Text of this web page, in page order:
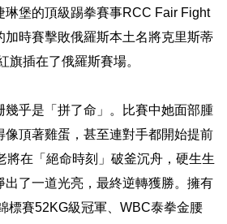
琳堡的頂級踢拳賽事RCC Fair Fight
加時賽擊敗俄羅斯本土名將克里斯蒂
旗插在了俄羅斯賽場。
幾乎是「拼了命」。比賽中她面部腫
像頂著雞蛋，甚至連對手都開始提前
將在「絕命時刻」破釜沉舟，硬生生
出了一道光亮，最終逆轉獲勝。擁有
標賽52KG級冠軍、WBC泰拳金腰